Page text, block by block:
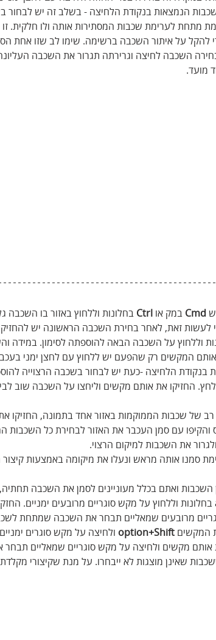
הנמצאות בנקודת הלחיצה - בשלב זה יש לבחור
מתחת לערימת שכבות המסתירות אותה ולו חלקית.
על איתור השכבה ברשימה. שימו לב שזו אחת
השכבה לחיצה וגרירתה תגרור את השכבה
מועד.
Cmd במק או Ctrl בחלונות וללחוץ באזור בו השכבה
לעשות זאת, לאחר בחירת השכבה הראשונה יש
וללחוץ על השכבה הבאה להוספתה לסימון. במידה
המקשים רק שהפעם יש ללחוץ עם לחצן ימני
הלחיצה -כעת יש לבחור בשכבה הרצוייה
החזיקו את אותם מקשים וליחצו על השכבה שוב
של שכבות הממוקמות באזור אחד בתמונה, החזיקו
והקיפו עם סמן העכבר את האזור לבחירת כל השכבות
ולגרור את השכבות למיקום הרצוי.
סמנו אותה מראש ונעלו את מיקומה באמצעות
השכבות ואתם בכלל מעוניינים לסמן את השכבה
בחלונות וללחוץ על מקש סוגריים מרובעים ימניים.
מרובעים שמאליים תבחר את השכבה שמתחת
המקשים option+Shift ולחיצה על מקש סוגרים
מקשים ולחיצה על מקש סוגריים שמאליים
שאינן מוצגות לא ייבחרו. על מנת שקיצורי מקלדת